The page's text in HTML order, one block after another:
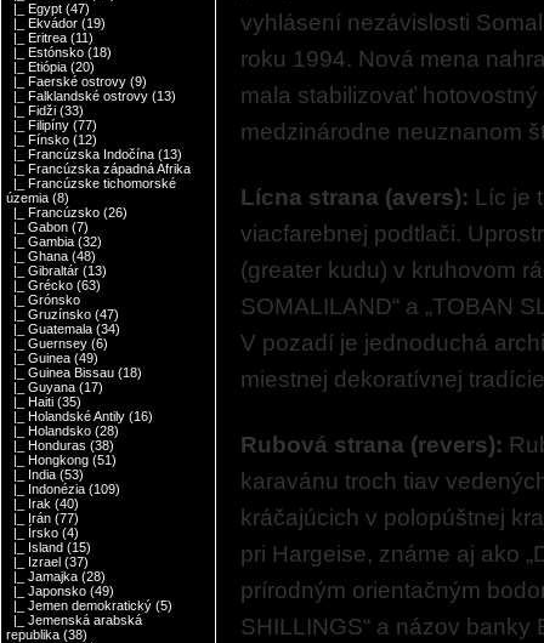
|_ Egypt (47)
|_ Ekvádor (19)
|_ Eritrea (11)
|_ Estónsko (18)
|_ Etiópia (20)
|_ Faerské ostrovy (9)
|_ Falklandské ostrovy (13)
|_ Fidži (33)
|_ Filipíny (77)
|_ Fínsko (12)
|_ Francúzska Indočína (13)
|_ Francúzska západná Afrika
|_ Francúzske tichomorské
územia (8)
|_ Francúzsko (26)
|_ Gabon (7)
|_ Gambia (32)
|_ Ghana (48)
|_ Gibraltár (13)
|_ Grécko (63)
|_ Grónsko
|_ Gruzínsko (47)
|_ Guatemala (34)
|_ Guernsey (6)
|_ Guinea (49)
|_ Guinea Bissau (18)
|_ Guyana (17)
|_ Haiti (35)
|_ Holandské Antily (16)
|_ Holandsko (28)
|_ Honduras (38)
|_ Hongkong (51)
|_ India (53)
|_ Indonézia (109)
|_ Irak (40)
|_ Irán (77)
|_ Írsko (4)
|_ Island (15)
|_ Izrael (37)
|_ Jamajka (28)
|_ Japonsko (49)
|_ Jemen demokratický (5)
|_ Jemenská arabská
republika (38)
vyhlásení nezávislosti
roku 1994. Nová mena
mala stabilizovať
medzinárodne neuznanom
Lícna strana (avers): Líc je
viacfarebnej podtlači.
(greater kudu) v kruhovom
SOMALILAND“ a „TOBAN
V pozadí je jednoduchá
miestnej dekoratívnej
Rubová strana (revers):
karavánu troch tiav
kráčajúcich v polopúštnej
pri Hargeise, známe aj ako
prírodným orientačným
SHILLINGS“ a názov